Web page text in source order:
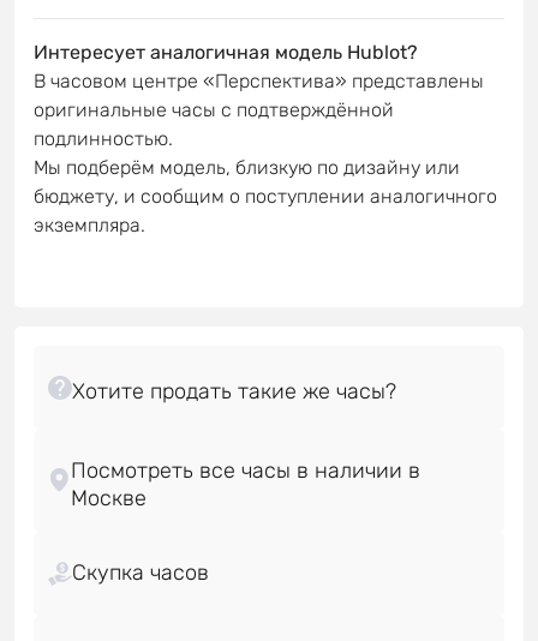
Интересует аналогичная модель Hublot?
В часовом центре «Перспектива» представлены
оригинальные часы с подтверждённой
подлинностью.
Мы подберём модель, близкую по дизайну или
бюджету, и сообщим о поступлении аналогичного
экземпляра.
Посмотреть все часы в наличии в
Скупка часов